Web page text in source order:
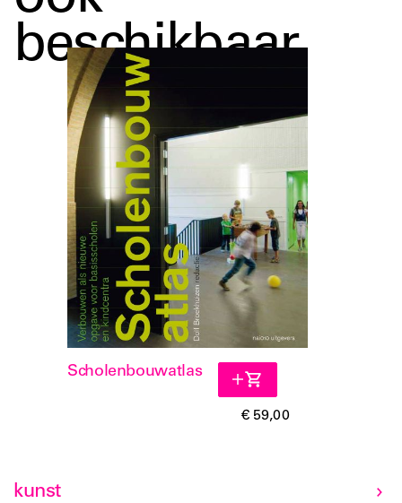
beschikbaar
Scholenbouwatlas
€ 59,00
kunst